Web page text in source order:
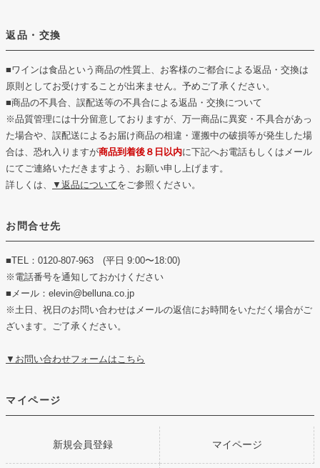
返品・交換
■ワインは食品という商品の性質上、お客様のご都合による返品・交換は
原則としてお受けすることが出来ません。予めご了承ください。
■商品の不具合、誤配送等の不具合による返品・交換について
※品質管理には十分留意しておりますが、万一商品に異変・不具合があっ
た場合や、誤配送によるお届け商品の相違・運搬中の破損等が発生した場
合は、恐れ入りますが商品到着後８日以内に下記へお電話もしくはメール
にてご連絡いただきますよう、お願い申し上げます。
詳しくは、
▼返品についてをご参照ください。
お問合せ先
■TEL：0120-807-963 (平日 9:00〜18:00)
※電話番号を通知しておかけください
■メール：elevin@belluna.co.jp
※土日、祝日のお問い合わせはメールの返信にお時間をいただく場合がご
ざいます。ご了承ください。
▼お問い合わせフォームはこちら
マイページ
新規会員登録 マイページ